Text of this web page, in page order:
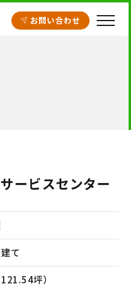
お問い合わせ
ービスセンター
て
坪）